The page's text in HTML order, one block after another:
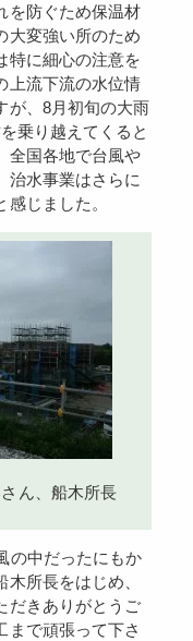
を防ぐため保温材
大変強い所のため
特に細心の注意を
上流下流の水位情
が、8月初旬の大雨
乗り越えてくると
全国各地で台風や
治水事業はさらに
じました。
ん、船木所長
所長をはじめ、
だきありがとうご
まで頑張って下さ